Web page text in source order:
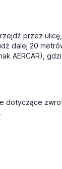
przez
dalej 20
AERCAR),
dotyczące